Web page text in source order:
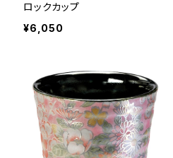
ロックカップ
¥6,050